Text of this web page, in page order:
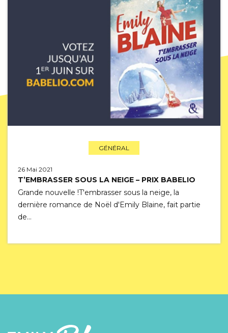
GÉNÉRAL
26 Mai 2021
T’EMBRASSER SOUS LA NEIGE – PRIX BABELIO
Grande nouvelle !T'embrasser sous la neige, la
dernière romance de Noël d'Emily Blaine, fait partie
de…